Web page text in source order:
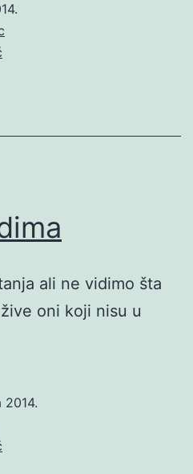
ali ne vidimo šta
oni koji nisu u
2014.